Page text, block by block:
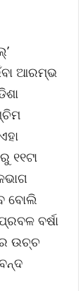
ଆରମ୍ଭ
୧୧ଟା
ବୋଲି
ବର୍ଷା
ଉଚ୍ଚ